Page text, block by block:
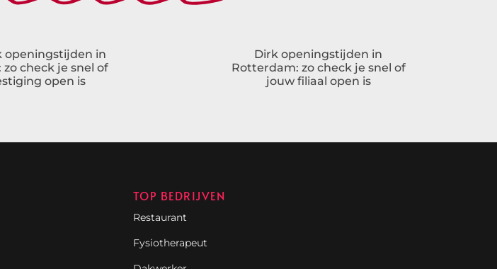
openingstijden in
check je snel of
open is
Dirk openingstijden in
Rotterdam: zo check je snel of
jouw filiaal open is
TOP BEDRIJVEN
Restaurant
Fysiotherapeut